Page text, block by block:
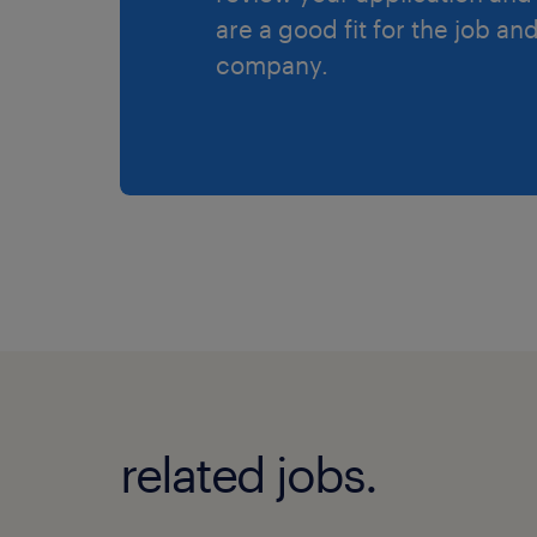
are a good fit for the job
company.
related jobs.